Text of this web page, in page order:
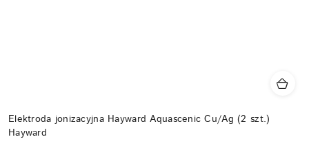
Elektroda jonizacyjna Hayward Aquascenic Cu/Ag (2 szt.)
Hayward